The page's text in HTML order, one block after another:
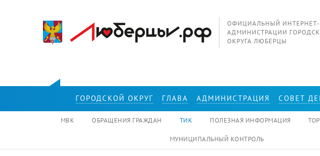
ОФИЦИАЛЬНЫЙ ИНТЕРНЕТ-
АДМИНИСТРАЦИИ
ОКРУГА ЛЮБЕРЦЫ
ГОРОДСКОЙ ОКРУГ ГЛАВА АДМИНИСТРАЦИЯ СОВЕТ
МВК ОБРАЩЕНИЯ ГРАЖДАН ТИК ПОЛЕЗНАЯ ИНФОРМАЦИЯ
МУНИЦИПАЛЬНЫЙ КОНТРОЛЬ